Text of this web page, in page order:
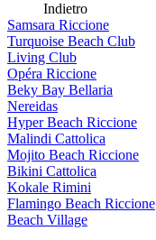
Indietro
Samsara Riccione
Turquoise Beach Club
Living Club
Opéra Riccione
Beky Bay Bellaria
Nereidas
Hyper Beach Riccione
Malindi Cattolica
Mojito Beach Riccione
Bikini Cattolica
Kokale Rimini
Flamingo Beach Riccione
Beach Village